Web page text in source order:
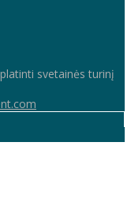
svetainės turinį